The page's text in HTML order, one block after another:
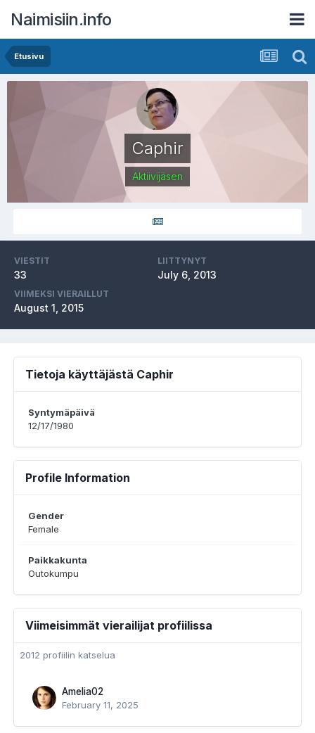
Naimisiin.info
Etusivu
Caphir
Aktiivijäsen
VIESTIT
33
LIITTYNYT
July 6, 2013
VIIMEKSI VIERAILLUT
August 1, 2015
Tietoja käyttäjästä Caphir
Syntymäpäivä
12/17/1980
Profile Information
Gender
Female
Paikkakunta
Outokumpu
Viimeisimmät vierailijat profiilissa
2012 profiilin katselua
Amelia02
February 11, 2025